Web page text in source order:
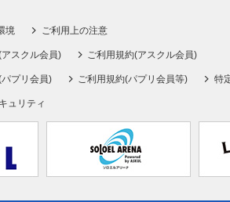
境 ご利用上の注意
スクル会員) ご利用規約(アスクル会員)
プリ会員) ご利用規約(パプリ会員等) 特
ュリティ